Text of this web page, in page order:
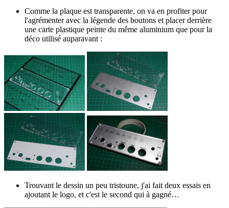
Comme la plaque est transparente, on va en profiter pour
l'agrémenter avec la légende des boutons et placer derrière
une carte plastique peinte du même aluminium que pour la
déco utilisé auparavant :
Trouvant le dessin un peu tristoune, j'ai fait deux essais en
ajoutant le logo, et c'est le second qui à gagné…